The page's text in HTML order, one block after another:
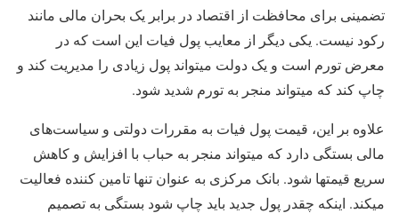
تضمینی برای محافظت از اقتصاد در برابر یک بحران مالی مانند
رکود نیست. یکی دیگر از معایب پول فیات این است که در
معرض تورم است و یک دولت میتواند پول زیادی را مدیریت کند و
چاپ کند که میتواند منجر به تورم شدید شود.
علاوه بر این، قیمت پول فیات به مقررات دولتی و سیاست‌های
مالی بستگی دارد که میتواند منجر به حباب با افزایش و کاهش
سریع قیمتها شود. بانک مرکزی به عنوان تنها تامین کننده فعالیت
میکند. اینکه چقدر پول جدید باید چاپ شود بستگی به تصمیم